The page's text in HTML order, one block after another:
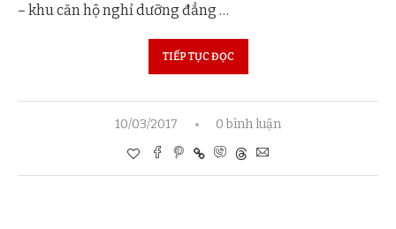
– khu căn hộ nghỉ dưỡng đẳng …
TIẾP TỤC ĐỌC
10/03/2017 0 bình luận